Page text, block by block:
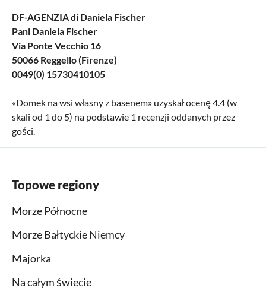
DF-AGENZIA di Daniela Fischer
Pani Daniela Fischer
Via Ponte Vecchio 16
50066 Reggello (Firenze)
0049(0) 15730410105
«Domek na wsi własny z basenem» uzyskał ocenę4.4 (w
skali od 1 do 5) na podstawie 1 recenzji oddanych przez
gości.
Topowe regiony
Morze Północne
Morze Bałtyckie Niemcy
Majorka
Na całym świecie